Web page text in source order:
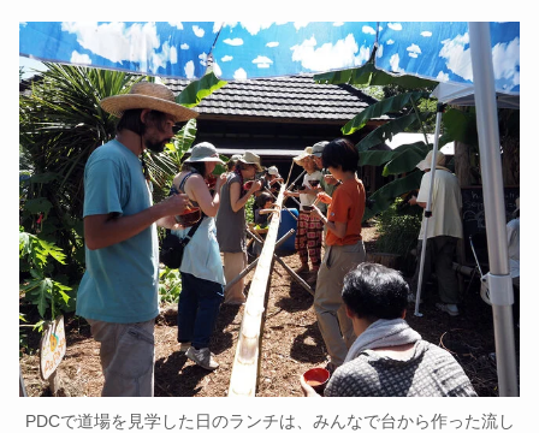
PDCで道場を見学した日のランチは、みんなで台から作った流し